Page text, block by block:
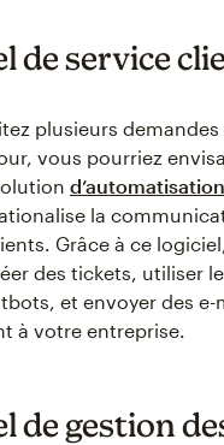
de service
plusieurs demandes
vous pourriez
la
Grâce à ce
des tickets, utiliser
et envoyer des e-
à votre entreprise.
de gestion